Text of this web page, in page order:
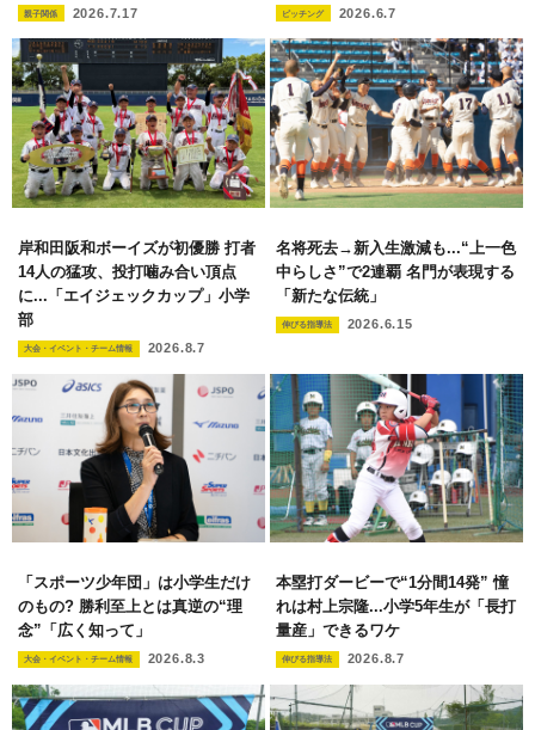
親子関係 2026.7.17 ピッチング 2026.6.7
岸和田阪和ボーイズが初優勝 打者
14人の猛攻、投打噛み合い頂点
に...「エイジェックカップ」小学
部
大会・イベント・チーム情報 2026.8.7
名将死去→新入生激減も...“上一色
中らしさ”で2連覇 名門が表現する
「新たな伝統」
伸びる指導法 2026.6.15
「スポーツ少年団」は小学生だけ
のもの? 勝利至上とは真逆の“理
念”「広く知って」
大会・イベント・チーム情報 2026.8.3
本塁打ダービーで“1分間14発” 憧
れは村上宗隆...小学5年生が「長打
量産」できるワケ
伸びる指導法 2026.8.7